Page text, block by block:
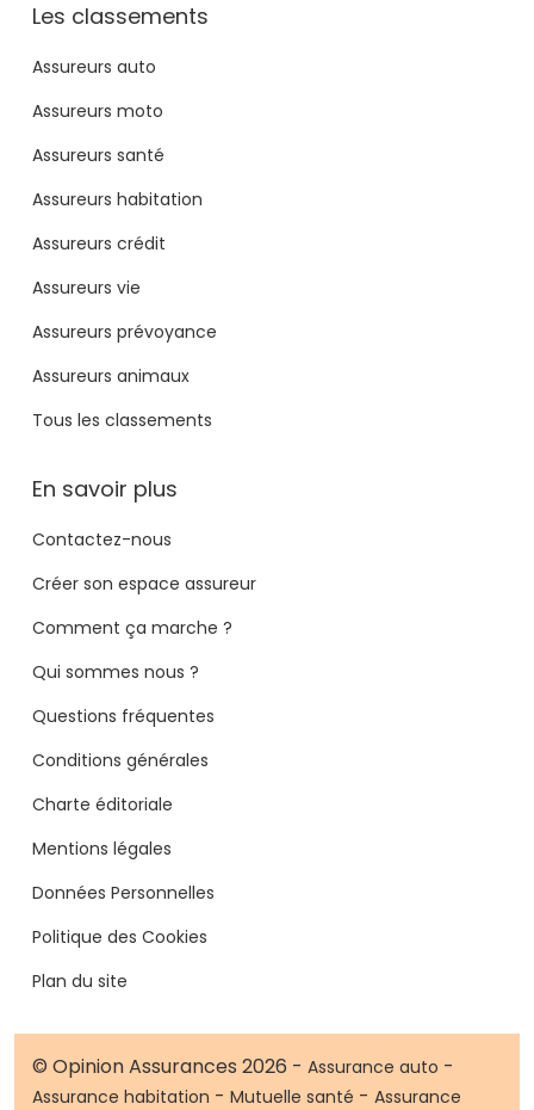
Les classements
Assureurs auto
Assureurs moto
Assureurs santé
Assureurs habitation
Assureurs crédit
Assureurs vie
Assureurs prévoyance
Assureurs animaux
Tous les classements
En savoir plus
Contactez-nous
Créer son espace assureur
Comment ça marche ?
Qui sommes nous ?
Questions fréquentes
Conditions générales
Charte éditoriale
Mentions légales
Données Personnelles
Politique des Cookies
Plan du site
© Opinion Assurances 2026 - Assurance auto -
Assurance habitation - Mutuelle santé - Assurance